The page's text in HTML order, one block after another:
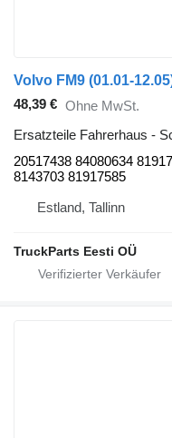
48,39 € Ohne MwSt.
Ersatzteile Fahrerhaus -
20517438 84080634
8143703 81917585
Estland, Tallinn
TruckParts Eesti OÜ